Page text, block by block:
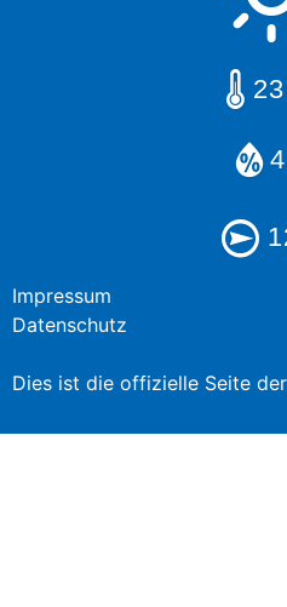
Impressum
Datenschutz
Dies ist die offizielle Seite